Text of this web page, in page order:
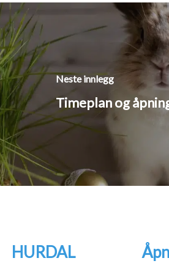
Neste innlegg
Timeplan og
HURDAL